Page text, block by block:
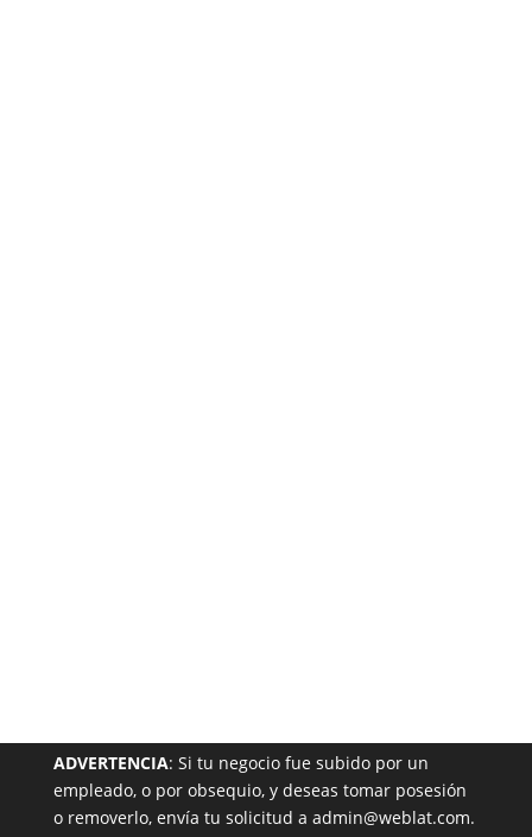
ADVERTENCIA: Si tu negocio fue subido por un
empleado, o por obsequio, y deseas tomar posesión
o removerlo, envía tu solicitud a admin@weblat.com.